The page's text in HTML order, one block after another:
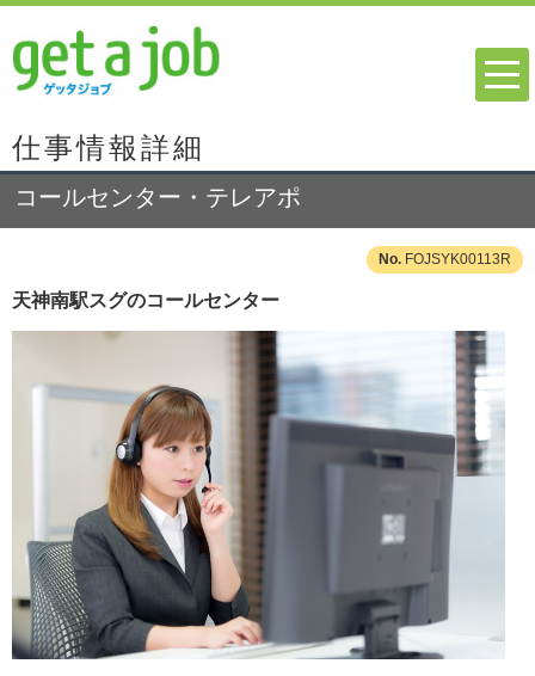
仕事情報詳細
コールセンター・テレアポ
FOJSYK00113R
天神南駅スグのコールセンター